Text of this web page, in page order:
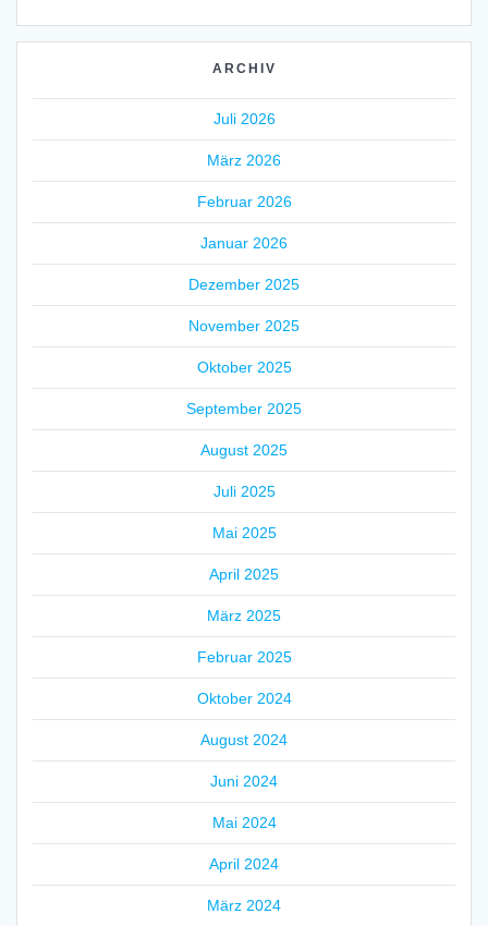
ARCHIV
Juli 2026
März 2026
Februar 2026
Januar 2026
Dezember 2025
November 2025
Oktober 2025
September 2025
August 2025
Juli 2025
Mai 2025
April 2025
März 2025
Februar 2025
Oktober 2024
August 2024
Juni 2024
Mai 2024
April 2024
März 2024